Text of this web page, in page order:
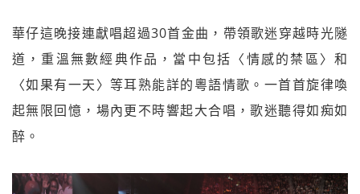
華仔這晚接連獻唱超過30首金曲，帶領歌迷穿越時光隧
道，重溫無數經典作品，當中包括〈情感的禁區〉和
〈如果有一天〉等耳熟能詳的粵語情歌。一首首旋律喚
起無限回憶，場內更不時響起大合唱，歌迷聽得如痴如
醉。